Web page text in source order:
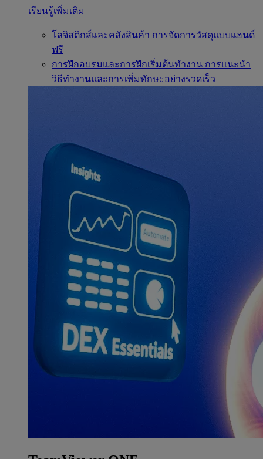
เรียนรู้เพิ่มเติม
โลจิสติกส์และคลังสินค้า การจัดการวัสดุแบบแฮนด์
ฟรี
การฝึกอบรมและการฝึกเริ่มต้นทำงาน การแนะนำ
วิธีทำงานและการเพิ่มทักษะอย่างรวดเร็ว